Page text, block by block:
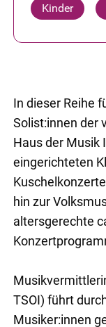
Kinder
In dieser Reihe
Solist:innen der
Haus der Musik
eingerichteten
hin zur
altersgerechte
TSOI) führt
Musiker:innen